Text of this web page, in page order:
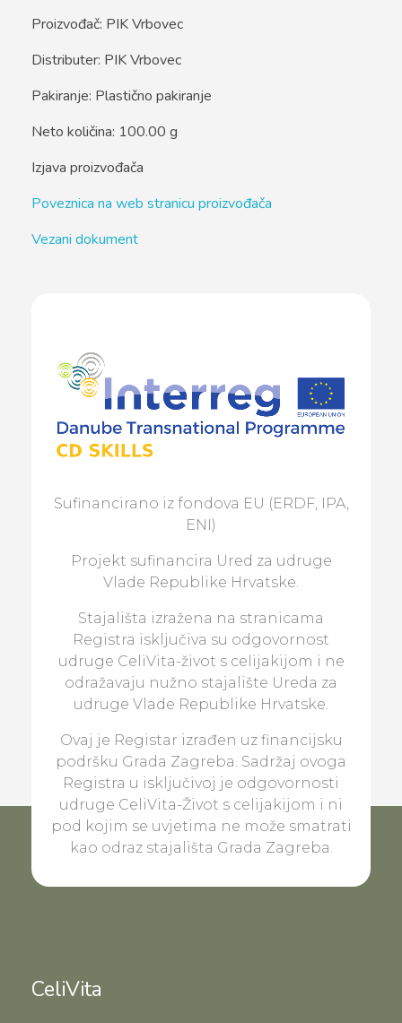
Proizvođač: PIK Vrbovec
Distributer: PIK Vrbovec
Pakiranje: Plastično pakiranje
Neto količina: 100.00 g
Izjava proizvođača
Poveznica na web stranicu proizvođača
Vezani dokument
Sufinancirano iz fondova EU (ERDF, IPA,
ENI)
Projekt sufinancira Ured za udruge
Vlade Republike Hrvatske.
Stajališta izražena na stranicama
Registra isključiva su odgovornost
udruge CeliVita-život s celijakijom i ne
odražavaju nužno stajalište Ureda za
udruge Vlade Republike Hrvatske.
Ovaj je Registar izrađen uz financijsku
podršku Grada Zagreba. Sadržaj ovoga
Registra u isključivoj je odgovornosti
udruge CeliVita-Život s celijakijom i ni
pod kojim se uvjetima ne može smatrati
kao odraz stajališta Grada Zagreba.
CeliVita